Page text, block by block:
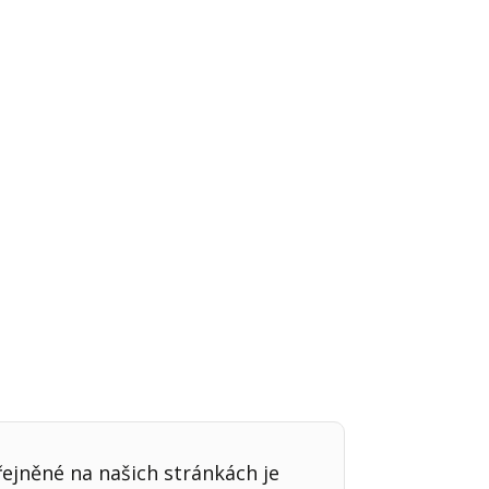
na našich stránkách je